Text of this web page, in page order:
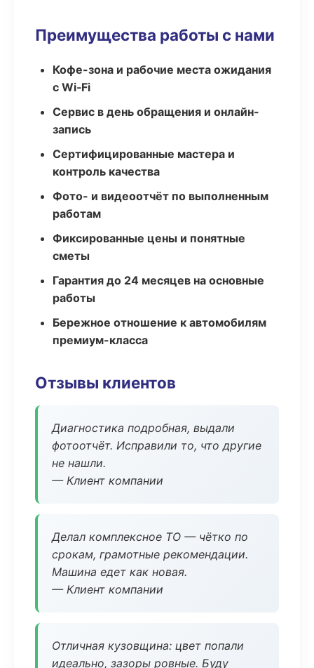
Преимущества работы с нами
Кофе-зона и рабочие места ожидания
с Wi‑Fi
Сервис в день обращения и онлайн-
запись
Сертифицированные мастера и
контроль качества
Фото- и видеоотчёт по выполненным
работам
Фиксированные цены и понятные
сметы
Гарантия до 24 месяцев на основные
работы
Бережное отношение к автомобилям
премиум-класса
Отзывы клиентов
Диагностика подробная, выдали
фотоотчёт. Исправили то, что другие
не нашли.
— Клиент компании
Делал комплексное ТО — чётко по
срокам, грамотные рекомендации.
Машина едет как новая.
— Клиент компании
Отличная кузовщина: цвет попали
идеально, зазоры ровные. Буду